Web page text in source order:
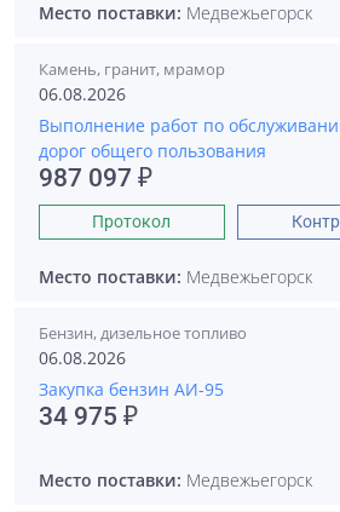
Место поставки: Медвежьегорск
Камень, гранит, мрамор
06.08.2026
Выполнение работ по
дорог общего пользования
987 097 ₽
Протокол
Место поставки: Медвежьегорск
Бензин, дизельное топливо
06.08.2026
Закупка бензин АИ-95
34 975 ₽
Место поставки: Медвежьегорск